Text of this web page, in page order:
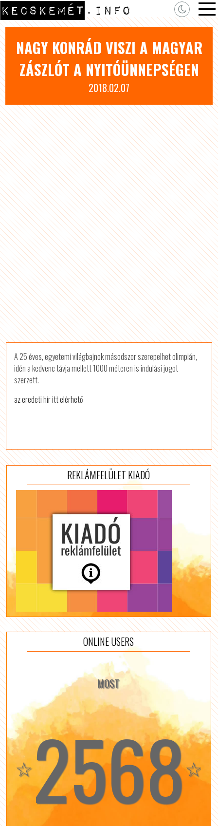
NAGY KONRÁD VISZI A MAGYAR
ZÁSZLÓT A NYITÓÜNNEPSÉGEN
2018.02.07
A 25 éves, egyetemi világbajnok másodszor szerepelhet olimpián,
idén a kedvenc távja mellett 1000 méteren is indulási jogot
szerzett.
az eredeti hír itt elérhető
REKLÁMFELÜLET KIADÓ
ONLINE USERS
MOST
☆2568☆